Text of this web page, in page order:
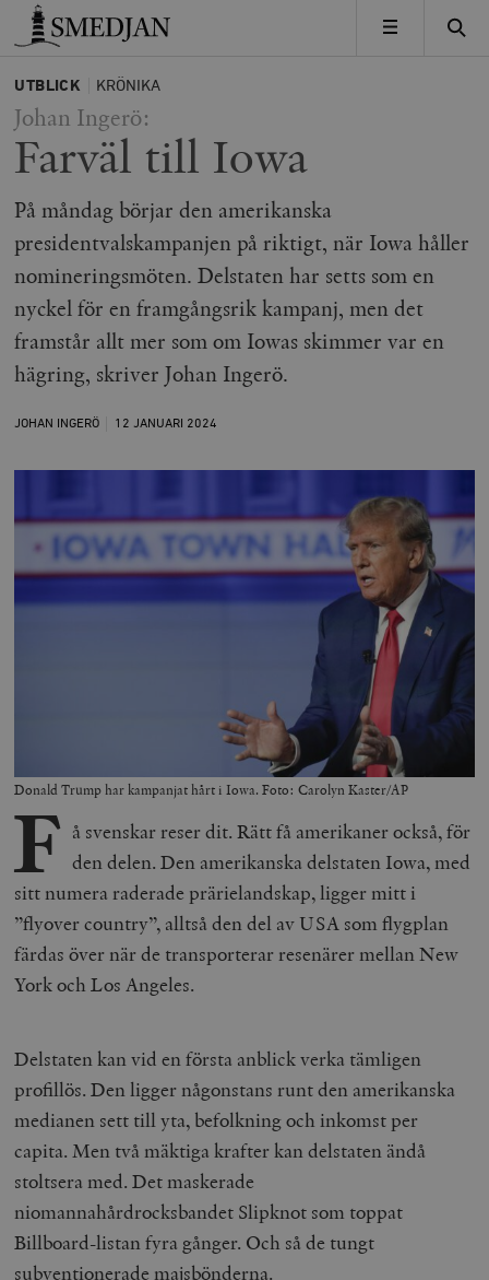
Timbro
MENY
UTBLICK KRÖNIKA
Johan Ingerö:
Farväl till Iowa
På måndag börjar den amerikanska
presidentvalskampanjen på riktigt, när Iowa håller
nomineringsmöten. Delstaten har setts som en
nyckel för en framgångsrik kampanj, men det
framstår allt mer som om Iowas skimmer var en
hägring, skriver Johan Ingerö.
JOHAN INGERÖ 12 JANUARI 2024
Donald Trump har kampanjat hårt i Iowa. Foto: Carolyn Kaster/AP
F å svenskar reser dit. Rätt få amerikaner också, för
den delen. Den amerikanska delstaten Iowa, med
sitt numera raderade prärielandskap, ligger mitt i
”flyover country”, alltså den del av USA som flygplan
färdas över när de transporterar resenärer mellan New
York och Los Angeles.
Delstaten kan vid en första anblick verka tämligen
profillös. Den ligger någonstans runt den amerikanska
medianen sett till yta, befolkning och inkomst per
capita. Men två mäktiga krafter kan delstaten ändå
stoltsera med. Det maskerade
niomannahårdrocksbandet Slipknot som toppat
Billboard-listan fyra gånger. Och så de tungt
subventionerade majsbönderna.